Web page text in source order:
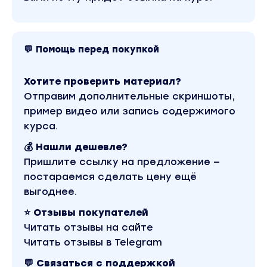
💬 Помощь перед покупкой
Хотите проверить материал?
Отправим дополнительные скриншоты,
пример видео или запись содержимого
курса.
💰 Нашли дешевле?
Пришлите ссылку на предложение —
постараемся сделать цену ещё
выгоднее.
⭐ Отзывы покупателей
Читать отзывы на сайте
Читать отзывы в Telegram
💬 Связаться с поддержкой